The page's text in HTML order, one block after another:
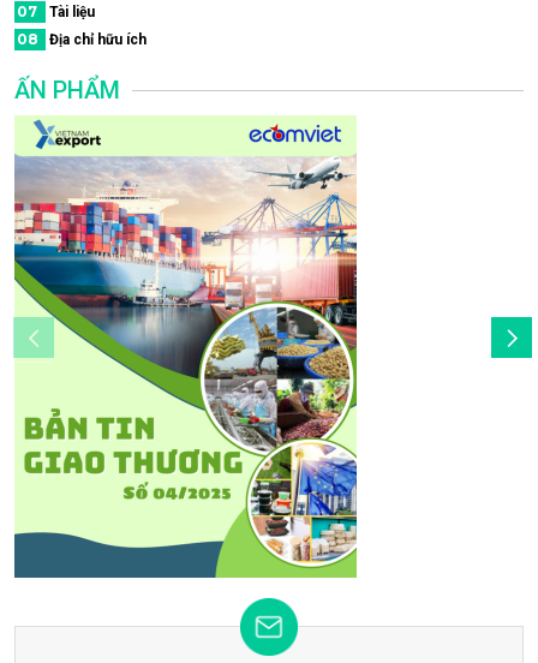
07 Tài liệu
08 Địa chỉ hữu ích
ẤN PHẨM